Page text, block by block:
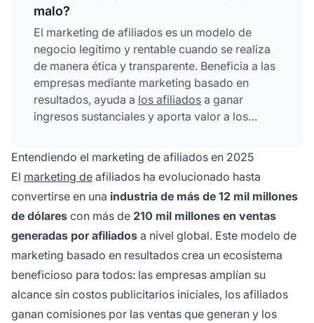
malo?
El marketing de afiliados es un modelo de
negocio legítimo y rentable cuando se realiza
de manera ética y transparente. Beneficia a las
empresas mediante marketing basado en
resultados, ayuda a los afiliados a ganar
ingresos sustanciales y aporta valor a los
auténticas. El éxito depende de elegir el nicho
adecuado, crear contenido de calidad y
construir la confianza de la audiencia.
Entendiendo el marketing de afiliados en 2025
El marketing de afiliados ha evolucionado hasta
convertirse en una industria de más de 12 mil millones
de dólares con más de 210 mil millones en ventas
generadas por afiliados a nivel global. Este modelo de
marketing basado en resultados crea un ecosistema
beneficioso para todos: las empresas amplían su
alcance sin costos publicitarios iniciales, los afiliados
ganan comisiones por las ventas que generan y los